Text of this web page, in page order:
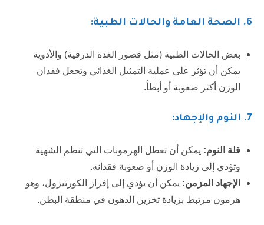
6. الصحة العامة والحالات الطبية:
بعض الحالات الطبية (مثل قصور الغدة الدرقية) والأدوية
يمكن أن تؤثر على عملية التمثيل الغذائي وتجعل فقدان
الوزن أكثر صعوبة أو أبطأ.
7. النوم والإجهاد:
قلة النوم: يمكن أن تعطل الهرمونات التي تنظم الشهية
وتؤدي إلى زيادة الوزن أو صعوبة فقدانه.
الإجهاد المزمن: يمكن أن يؤدي إلى إفراز الكورتيزول، وهو
هرمون مرتبط بزيادة تخزين الدهون في منطقة البطن.